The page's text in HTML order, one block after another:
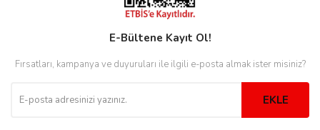
E-Bültene Kayıt Ol!
Fırsatları, kampanya ve duyuruları ile ilgili e-posta almak ister misiniz?
EKLE